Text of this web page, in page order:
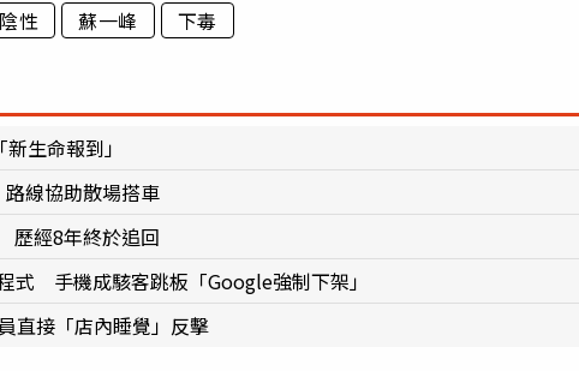
陰性 蘇一峰 下毒
生命報到」
線協助散場搭車
歷經8年終於追回
式 手機成駭客跳板「Google強制下架」
直接「店內睡覺」反擊